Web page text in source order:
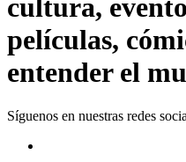
cultura,
películas,
entender el
Síguenos en nuestras redes